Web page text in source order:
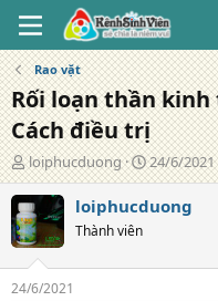
Rao vặt
Rối loạn thần kinh
Cách điều trị
T
á
c
g
i
ả
loiphucduong
N
g
à
24/6/2021
loiphucduong
Thành viên
24/6/2021